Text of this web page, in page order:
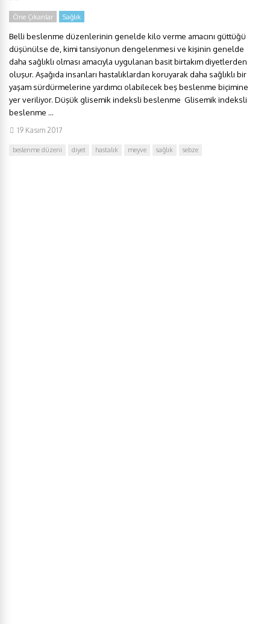
Öne Çıkanlar Sağlık
Belli beslenme düzenlerinin genelde kilo verme amacını güttüğü
düşünülse de, kimi tansiyonun dengelenmesi ve kişinin genelde
daha sağlıklı olması amacıyla uygulanan basit birtakım diyetlerden
oluşur. Aşağıda insanları hastalıklardan koruyarak daha sağlıklı bir
yaşam sürdürmelerine yardımcı olabilecek beş beslenme biçimine
yer veriliyor. Düşük glisemik indeksli beslenme Glisemik indeksli
beslenme ...
19 Kasım 2017
beslenme düzeni diyet hastalık meyve sağlık sebze